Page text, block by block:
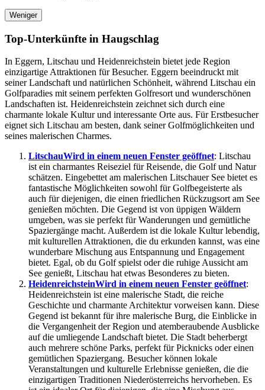
Weniger
Top-Unterkünfte in Haugschlag
In Eggern, Litschau und Heidenreichstein bietet jede Region
einzigartige Attraktionen für Besucher. Eggern beeindruckt mit
seiner Landschaft und natürlichen Schönheit, während Litschau ein
Golfparadies mit seinem perfekten Golfresort und wunderschönen
Landschaften ist. Heidenreichstein zeichnet sich durch eine
charmante lokale Kultur und interessante Orte aus. Für Erstbesucher
eignet sich Litschau am besten, dank seiner Golfmöglichkeiten und
seines malerischen Charmes.
LitschauWird in einem neuen Fenster geöffnet: Litschau
ist ein charmantes Reiseziel für Reisende, die Golf und Natur
schätzen. Eingebettet am malerischen Litschauer See bietet es
fantastische Möglichkeiten sowohl für Golfbegeisterte als
auch für diejenigen, die einen friedlichen Rückzugsort am See
genießen möchten. Die Gegend ist von üppigen Wäldern
umgeben, was sie perfekt für Wanderungen und gemütliche
Spaziergänge macht. Außerdem ist die lokale Kultur lebendig,
mit kulturellen Attraktionen, die du erkunden kannst, was eine
wunderbare Mischung aus Entspannung und Engagement
bietet. Egal, ob du Golf spielst oder die ruhige Aussicht am
See genießt, Litschau hat etwas Besonderes zu bieten.
HeidenreichsteinWird in einem neuen Fenster geöffnet:
Heidenreichstein ist eine malerische Stadt, die reiche
Geschichte und charmante Architektur vorweisen kann. Diese
Gegend ist bekannt für ihre malerische Burg, die Einblicke in
die Vergangenheit der Region und atemberaubende Ausblicke
auf die umliegende Landschaft bietet. Die Stadt beherbergt
auch mehrere schöne Parks, perfekt für Picknicks oder einen
gemütlichen Spaziergang. Besucher können lokale
Veranstaltungen und kulturelle Erlebnisse genießen, die die
einzigartigen Traditionen Niederösterreichs hervorheben. Es